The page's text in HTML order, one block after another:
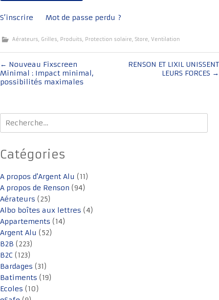
S’inscrire Mot de passe perdu ?
Aérateurs, Grilles, Produits, Protection solaire, Store, Ventilation
Navigation
de
← Nouveau Fixscreen
Minimal : Impact minimal,
possibilités maximales
RENSON ET LIXIL UNISSENT
LEURS FORCES →
Rechercher :
Catégories
A propos d'Argent Alu (11)
A propos de Renson (94)
Aérateurs (25)
Albo boîtes aux lettres (4)
Appartements (14)
Argent Alu (52)
B2B (223)
B2C (123)
Bardages (31)
Batiments (19)
Ecoles (10)